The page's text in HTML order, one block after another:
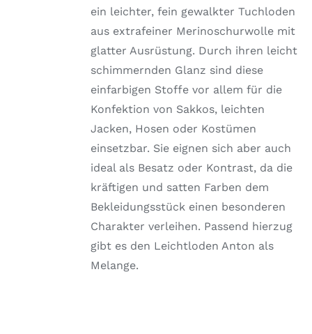
PRODUKTSEITEein leichter, fein gewalkter Tuchloden
aus extrafeiner Merinoschurwolle mit
glatter Ausrüstung. Durch ihren leicht
schimmernden Glanz sind diese
einfarbigen Stoffe vor allem für die
Konfektion von Sakkos, leichten
Jacken, Hosen oder Kostümen
einsetzbar. Sie eignen sich aber auch
ideal als Besatz oder Kontrast, da die
kräftigen und satten Farben dem
Bekleidungsstück einen besonderen
Charakter verleihen. Passend hierzug
gibt es den Leichtloden Anton als
Melange.